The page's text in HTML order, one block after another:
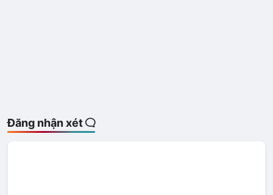
Đăng nhận xét